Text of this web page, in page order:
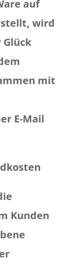
auf
wird
mit
E-Mail
Kunden